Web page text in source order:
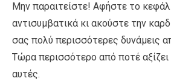
Μην παραιτείστε! Αφήστε το
αντισυμβατικά κι ακούστε την
σας πολύ περισσότερες δυνάμεις
Τώρα περισσότερο από ποτέ αξίζει
αυτές.